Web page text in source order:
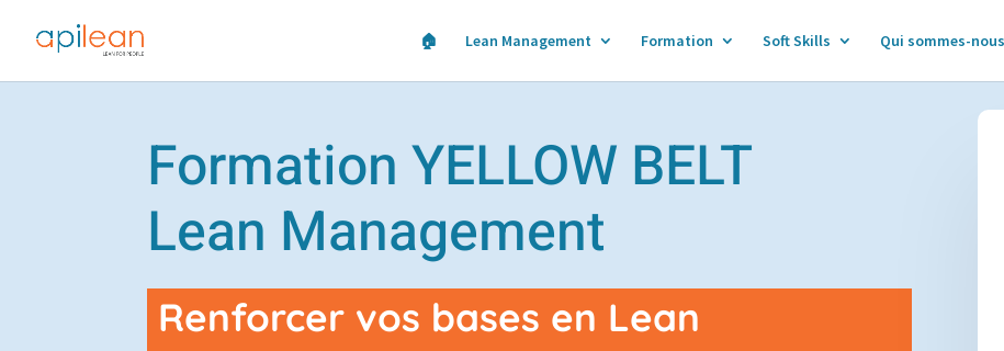
🏠 Lean Management Formation Soft Skills Qui sommes-
Formation YELLOW BELT
Lean Management
Renforcer vos bases en Lean